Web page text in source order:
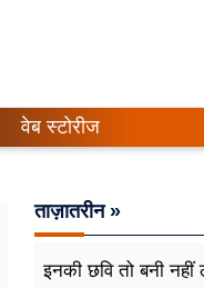
वेब स्टोरीज
ताज़ातरीन »
इनकी छवि तो बनी